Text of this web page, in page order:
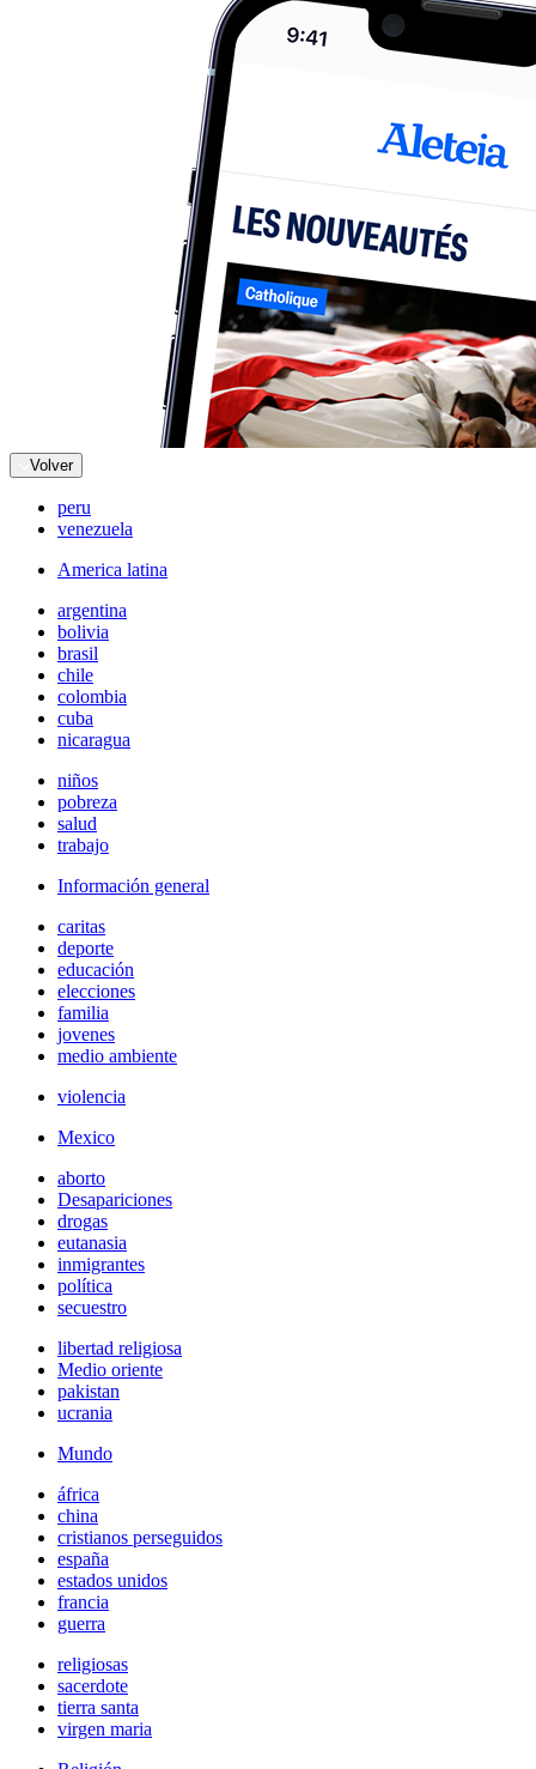
Volver
peru
venezuela
America latina
argentina
bolivia
brasil
chile
colombia
cuba
nicaragua
niños
pobreza
salud
trabajo
Información general
caritas
deporte
educación
elecciones
familia
jovenes
medio ambiente
violencia
Mexico
aborto
Desapariciones
drogas
eutanasia
inmigrantes
política
secuestro
libertad religiosa
Medio oriente
pakistan
ucrania
Mundo
áfrica
china
cristianos perseguidos
españa
estados unidos
francia
guerra
religiosas
sacerdote
tierra santa
virgen maria